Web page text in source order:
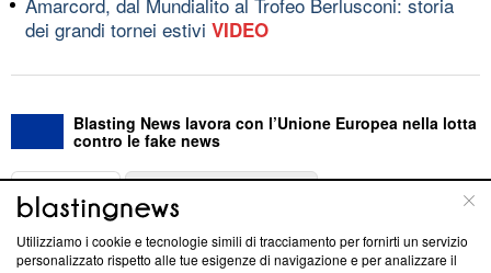
dei grandi tornei estivi VIDEO
Blasting News lavora con l’Unione Europea nella lotta
contro le fake news
ABOUT
Questa sezione offre informazioni trasparenti su Blasting
Utilizziamo i cookie e tecnologie simili di tracciamento per fornirti un servizio
personalizzato rispetto alle tue esigenze di navigazione e per analizzare il